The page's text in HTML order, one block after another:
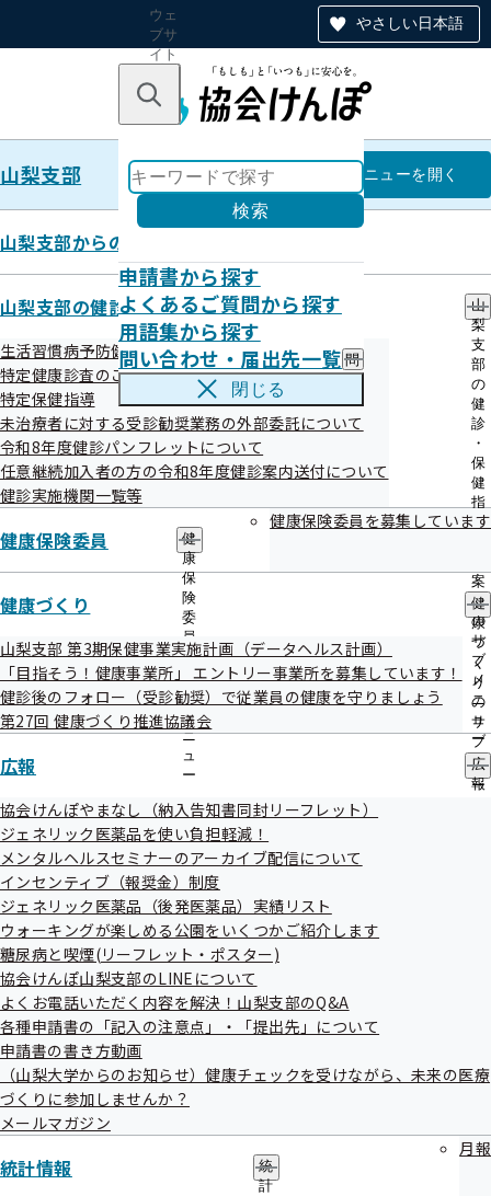
やさしい日本語
ウェ
ブサ
イト
のナ
ン
キーワードで探す
検索
申請書から探す
よくあるご質問から探す
用語集から探す
問い合わせ・届出先一覧 問
い
わ
届
先
の
ニ
ュ
ー
閉じる
山梨支部 山梨支部
メニューを開く
山梨支部からのお知らせ
山梨支部の健診・保健指導のご案内
山
梨
支
部
の
健
診
・
保
健
指
導
案
内
の
サ
ブ
メ
ニ
ュ
ー
生活習慣病予防健診
特定健康診査のご案内（ご家族）
特定保健指導
未治療者に対する受診勧奨業務の外部委託について
令和8年度健診パンフレットについて
任意継続加入者の方の令和8年度健診案内送付について
健診実施機関一覧等
健康保険委員
健
康
保
険
委
員
の
サ
ブ
メ
ニ
ュ
ー
健康保険委員を募集しています
健康づくり
健
康
づ
く
り
の
サ
ブ
メ
ニ
山梨支部 第3期保健事業実施計画（データヘルス計画）
「目指そう！健康事業所」 エントリー事業所を募集しています！
健診後のフォロー（受診勧奨）で従業員の健康を守りましょう
第27回 健康づくり推進協議会
広報
広
報
協会けんぽやまなし（納入告知書同封リーフレット）
ジェネリック医薬品を使い負担軽減！
メンタルヘルスセミナーのアーカイブ配信について
インセンティブ（報奨金）制度
ジェネリック医薬品（後発医薬品）実績リスト
ウォーキングが楽しめる公園をいくつかご紹介します
糖尿病と喫煙(リーフレット・ポスター)
協会けんぽ山梨支部のLINEについて
よくお電話いただく内容を解決！山梨支部のQ&A
各種申請書の「記入の注意点」・「提出先」について
申請書の書き方動画
（山梨大学からのお知らせ）健康チェックを受けながら、未来の医療
づくりに参加しませんか？
メールマガジン
統計情報
統
計
月報
未治療者に対する受診勧奨業務の
外部委託について
目次
令和08年04月01日
全国健康保険協会では、未治療者を確実に医療につなげるこ
とにより、生活習慣病の重症化を防ぎ、QOLの維持を図るこ
とを目的に受診勧奨を実施しております。
対象となるのは、山梨県内の健診機関で受診された加入者様
で、健診結果より血圧、血糖値、ＬＤＬコレステロール値並
びに胸部エックス線検査について、要治療と判定され医療機
関を受診していない方です。
山梨支部では、「株式会社エム・エイチ・アイ」に業務委託
しております。
つきましては、委託業者「株式会社エム・エイチ・アイ」よ
り文書が届いた際は、ご協力いただきますようお願いいたし
ます。
業務委託にあたり、委託先に情報を提供しますが、「委託業
務の遂行上必要な範囲に限り使用し、他の目的には一切使用
しない」旨の契約を交わしています。